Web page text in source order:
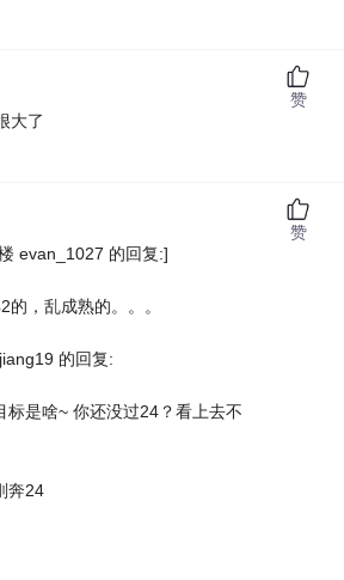
大了
赞
evan_1027 的回复:]
的，乱成熟的。。。
的回复:
标是啥~ 你还没过24？看上去不
奔24
赞